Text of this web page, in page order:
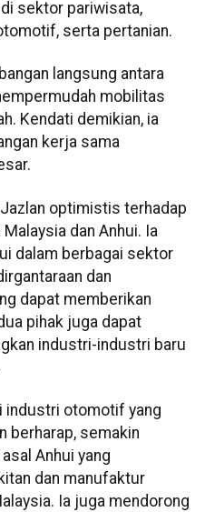
sektor pariwisata,
serta pertanian.
langsung antara
mobilitas
Kendati demikian, ia
kerja sama
optimistis terhadap
dan Anhui. Ia
dalam berbagai sektor
dan
dapat memberikan
pihak juga dapat
industri-industri baru
industri otomotif yang
berharap, semakin
Anhui yang
dan manufaktur
Ia juga mendorong